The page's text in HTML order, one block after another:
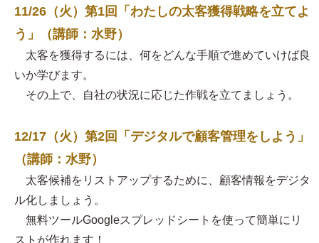
11/26（火）第1回「わたしの太客獲得戦略を立てよ
う」（講師：水野）
太客を獲得するには、何をどんな手順で進めていけば良
いか学びます。
その上で、自社の状況に応じた作戦を立てましょう。
12/17（火）第2回「デジタルで顧客管理をしよう」
（講師：水野）
太客候補をリストアップするために、顧客情報をデジタ
ル化しましょう。
無料ツールGoogleスプレッドシートを使って簡単にリ
ストが作れます！